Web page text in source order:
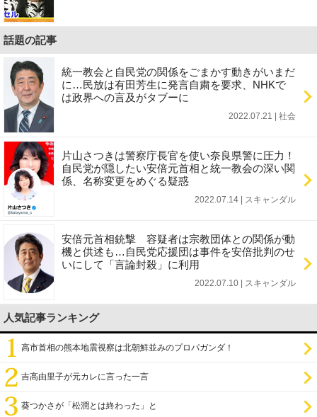
話題の記事
統一教会と自民党の関係をごまかす動きがいまだ
に…民放は有田芳生に発言自粛を要求、NHKで
は政界への言及がタブーに
2022.07.21 | 社会
片山さつきは警察庁長官を使い奈良県警に圧力！
自民党が隠したい安倍元首相と統一教会の深い関
係、名称変更をめぐる疑惑
2022.07.14 | スキャンダル
安倍元首相銃撃 容疑者は宗教団体との関係が動
機と供述も…自民党応援団は事件を安倍批判のせ
いにして「言論封殺」に利用
2022.07.10 | スキャンダル
人気記事ランキング
高市首相の熊本地震視察は北朝鮮並みのプロパガンダ！
吉高由里子が元カレに言った一言
葵つかさが「松潤とは終わった」と